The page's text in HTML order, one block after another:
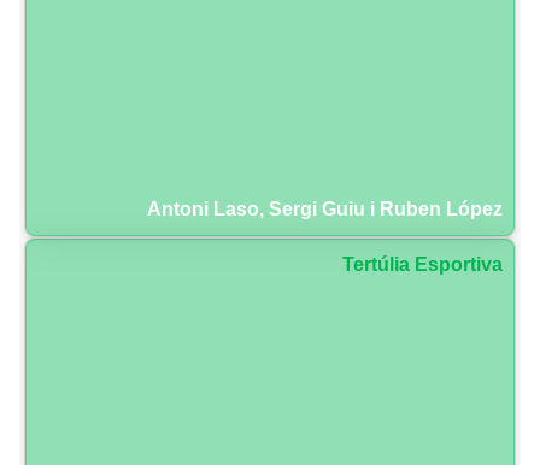
Antoni Laso, Sergi Guiu i Ruben López
Tertúlia Esportiva